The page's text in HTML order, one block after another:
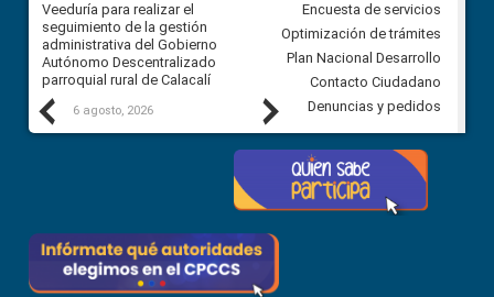
Previous
Veeduría para realizar el
seguimiento de la gestión
administrativa del Gobierno
Autónomo Descentralizado
parroquial rural de Calacalí
6 agosto, 2026
Veeduría para vigilar los
derivados de la Audiencia
comunidad Urbina, parroquia
Carolina
5 agosto, 2026
Next
Encuesta de servicios
Optimización de trámites
Plan Nacional Desarrollo
Contacto Ciudadano
Denuncias y pedidos